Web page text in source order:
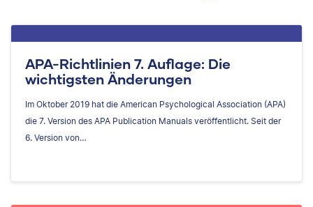
APA-Richtlinien 7. Auflage: Die
wichtigsten Änderungen
Im Oktober 2019 hat die American Psychological Association (APA)
die 7. Version des APA Publication Manuals veröffentlicht. Seit der
6. Version von…